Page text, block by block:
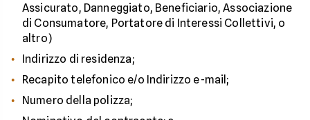
Assicurato, Danneggiato, Beneficiario, Associazione
di Consumatore, Portatore di Interessi Collettivi, o
altro)
Indirizzo di residenza;
Recapito telefonico e/o Indirizzo e-mail;
Numero della polizza;